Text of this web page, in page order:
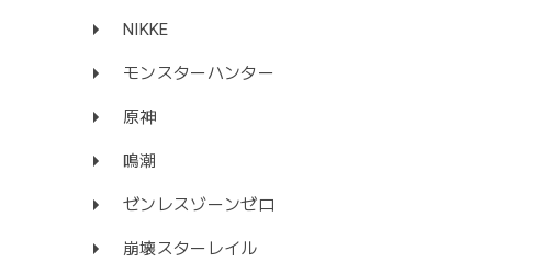
NIKKE
モンスターハンター
原神
鳴潮
ゼンレスゾーンゼロ
崩壊スターレイル